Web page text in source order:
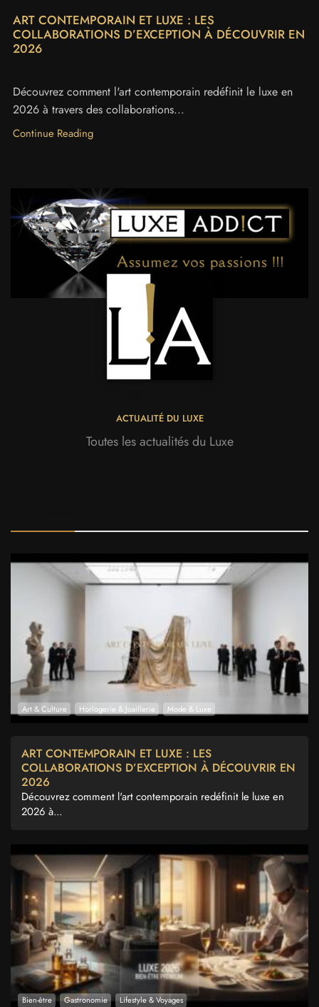
ART CONTEMPORAIN ET LUXE : LES
COLLABORATIONS D’EXCEPTION À DÉCOUVRIR EN
2026
Découvrez comment l'art contemporain redéfinit le luxe en
2026 à travers des collaborations...
Continue Reading
ACTUALITÉ DU LUXE
Toutes les actualités du Luxe
Art & Culture Horlogerie & Joaillerie Mode & Luxe
ART CONTEMPORAIN ET LUXE : LES
COLLABORATIONS D’EXCEPTION À DÉCOUVRIR EN
2026
Découvrez comment l'art contemporain redéfinit le luxe en
2026 à...
Bien-être Gastronomie Lifestyle & Voyages